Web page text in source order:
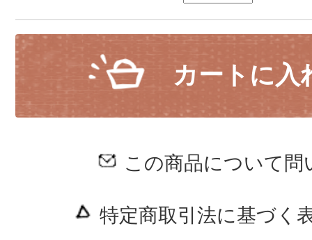
カートに入
この商品について問
特定商取引法に基づく